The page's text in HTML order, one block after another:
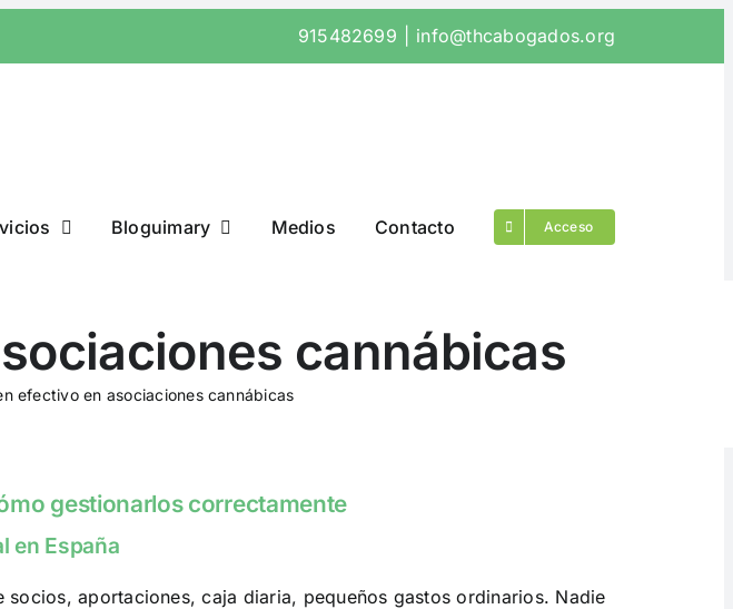
915482699
info@thcabogados.org
Bloguimary Medios Contacto Acceso
cannábicas
efectivo en asociaciones cannábicas
gestionarlos correctamente
en España
socios, aportaciones, caja diaria, pequeños gastos ordinarios. Nadie